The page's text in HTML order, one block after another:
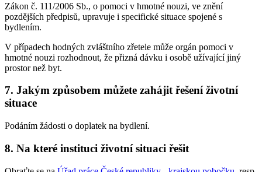
Zákon č. 111/2006 Sb., o pomoci v hmotné nouzi, ve znění
pozdějších předpisů, upravuje i specifické situace spojené s
bydlením.
V případech hodných zvláštního zřetele může orgán pomoci v
hmotné nouzi rozhodnout, že přizná dávku i osobě užívající jiný
prostor než byt.
7. Jakým způsobem můžete zahájit řešení životní
situace
Podáním žádosti o doplatek na bydlení.
8. Na které instituci životní situaci řešit